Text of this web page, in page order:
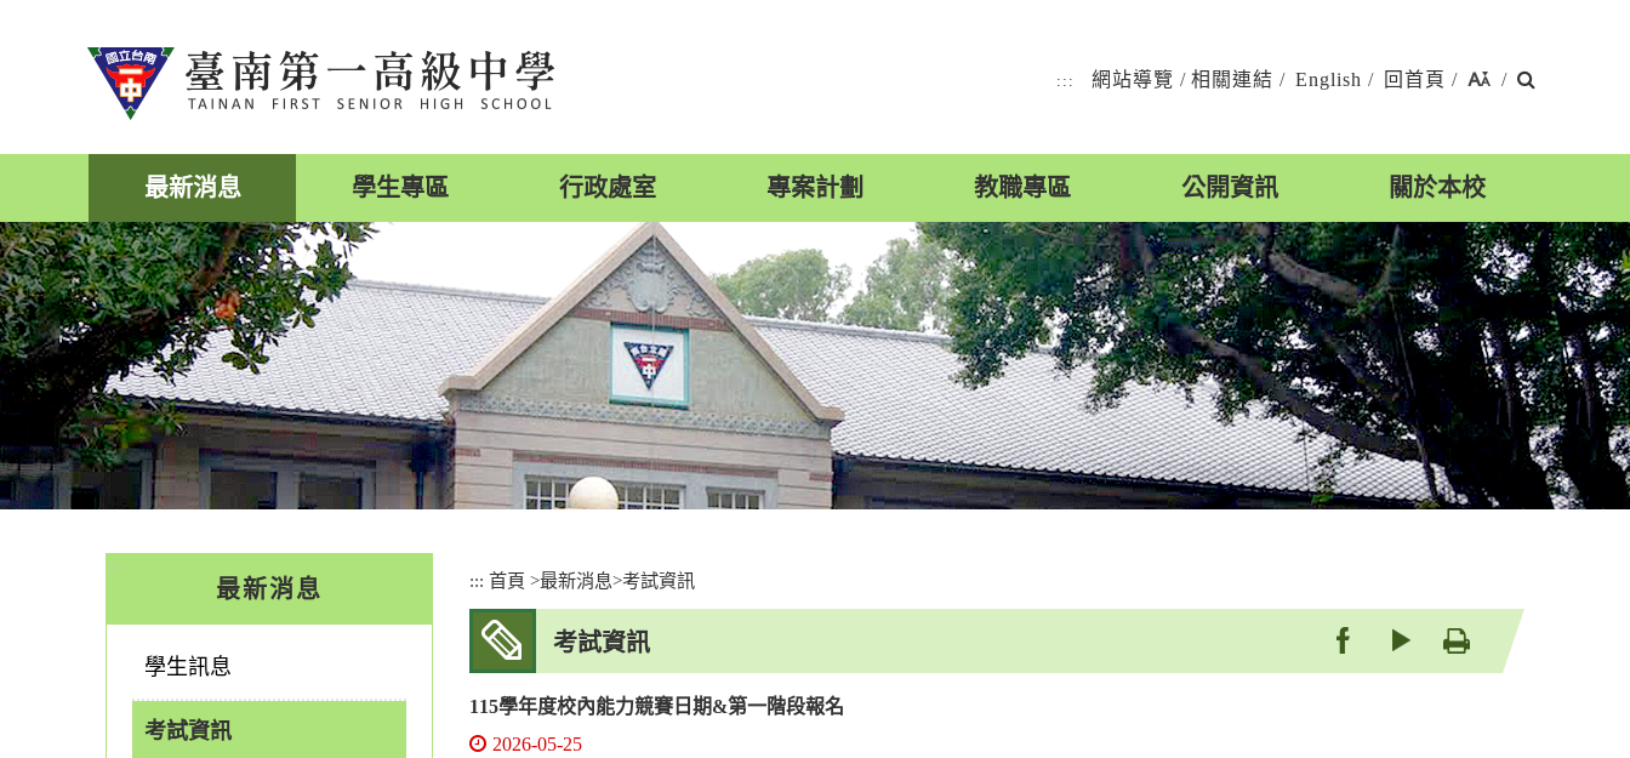
::: 網站導覽 / 相關連結 / English / 回首頁 / /
最新消息 學生專區 行政處室 專案計劃 教職專區 公開資訊 關於本校
:::
最新消息
學生訊息
考試資訊
::: 首頁 >最新消息>考試資訊
考試資訊
115學年度校內能力競賽日期&第一階段報名
2026-05-25